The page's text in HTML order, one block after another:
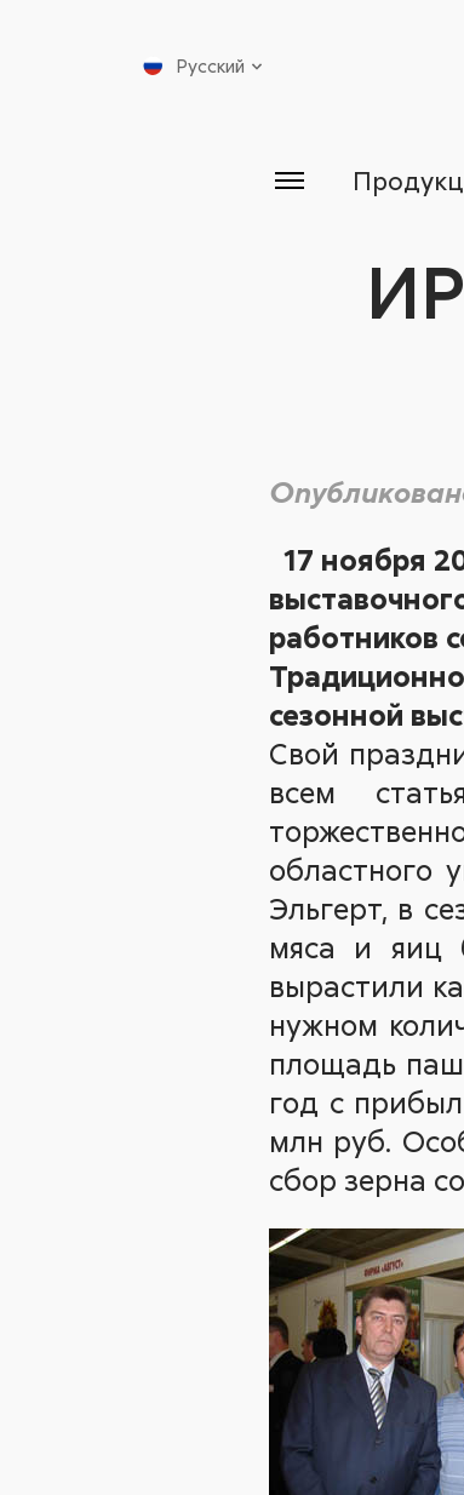
Русский
17 ноября
работников
сезонной
Свой
всем
областного
Эльгерт, в
мяса и яиц
вырастили
нужном
площадь
год с
млн руб.
сбор зерна